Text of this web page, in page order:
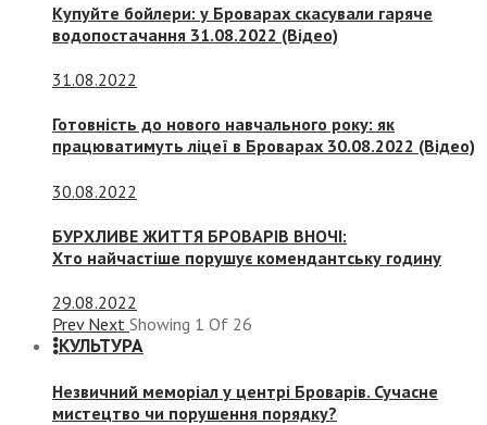
Купуйте бойлери: у Броварах скасували гаряче
водопостачання 31.08.2022 (Відео)
31.08.2022
Готовність до нового навчального року: як
працюватимуть ліцеї в Броварах 30.08.2022 (Відео)
30.08.2022
БУРХЛИВЕ ЖИТТЯ БРОВАРІВ ВНОЧІ:
Хто найчастіше порушує комендантську годину
29.08.2022
Prev Next Showing 1 Of 26
КУЛЬТУРА
Незвичний меморіал у центрі Броварів. Сучасне
мистецтво чи порушення порядку?